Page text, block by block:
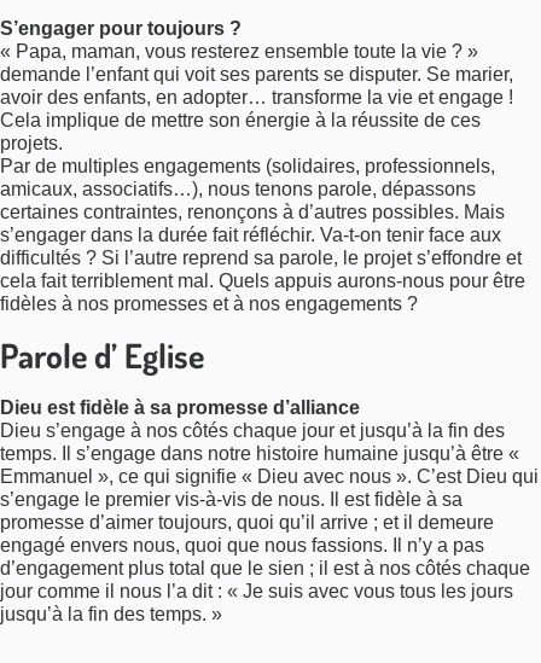
S’engager pour toujours ?
« Papa, maman, vous resterez ensemble toute la vie ? »
demande l’enfant qui voit ses parents se disputer. Se marier,
avoir des enfants, en adopter… transforme la vie et engage !
Cela implique de mettre son énergie à la réussite de ces
projets.
Par de multiples engagements (solidaires, professionnels,
amicaux, associatifs…), nous tenons parole, dépassons
certaines contraintes, renonçons à d’autres possibles. Mais
s’engager dans la durée fait réfléchir. Va-t-on tenir face aux
difficultés ? Si l’autre reprend sa parole, le projet s’effondre et
cela fait terriblement mal. Quels appuis aurons-nous pour être
fidèles à nos promesses et à nos engagements ?
Parole d’ Eglise
Dieu est fidèle à sa promesse d’alliance
Dieu s’engage à nos côtés chaque jour et jusqu’à la fin des
temps. Il s’engage dans notre histoire humaine jusqu’à être «
Emmanuel », ce qui signifie « Dieu avec nous ». C’est Dieu qui
s’engage le premier vis-à-vis de nous. Il est fidèle à sa
promesse d’aimer toujours, quoi qu’il arrive ; et il demeure
engagé envers nous, quoi que nous fassions. Il n’y a pas
d’engagement plus total que le sien ; il est à nos côtés chaque
jour comme il nous l’a dit : « Je suis avec vous tous les jours
jusqu’à la fin des temps. »